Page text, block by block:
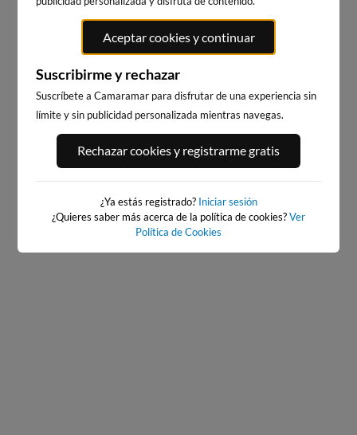
WEBCAMS CERCANAS
PLAYA DE DONIÑOS (2)
7km · Doniños
1.0 m CHOPI
PLAYA DE DONIÑOS
1.0 m CHOPI
Aceptar cookies y continuar
Suscribirme y rechazar
Suscríbete a Camaramar para disfrutar de una experiencia sin
límite y sin publicidad personalizada mientras navegas.
Rechazar cookies y registrarme gratis
¿Ya estás registrado? Iniciar sesión
¿Quieres saber más acerca de la política de cookies?Ver
Política de Cookies